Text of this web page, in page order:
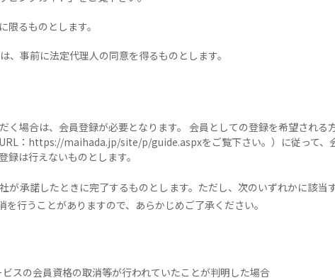
るものとします。
事前に法定代理人の同意を得るものとします。
く場合は、会員登録が必要となります。 会員としての登録を希望され
URL：https://maihada.jp/site/p/guide.aspxをご覧下さい。）に従って、
は行えないものとします。
が承諾したときに完了するものとします。ただし、次のいずれかに該当
行うことがありますので、あらかじめご了承ください。
スの会員資格の取消等が行われていたことが判明した場合